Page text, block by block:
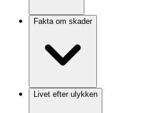
Fakta om skader
Livet efter ulykken